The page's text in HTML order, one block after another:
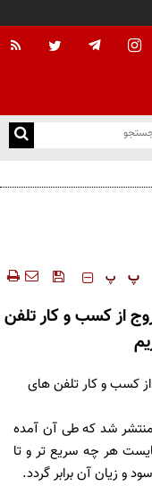
‍‍‍ پ پ
از کسب و کار تلفن
منتشر شد که طی آن آمده
هر چه سریع تر و تا